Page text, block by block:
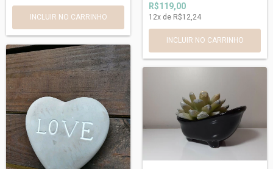
R$119,00
12x de R$12,24